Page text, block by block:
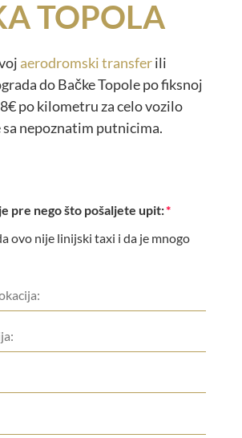
TOPOLA
aerodromski transferili
do Bačke Topole po fiksnoj
po kilometru za celo vozilo
sa nepoznatim putnicima.
pre nego što pošaljete upit:
ovo nije linijski taxi i da je mnogo